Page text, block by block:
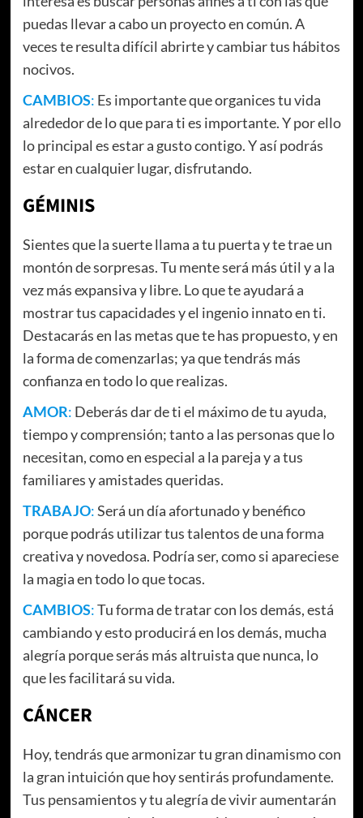
puedas llevar a cabo un proyecto en común. A
veces te resulta difícil abrirte y cambiar tus hábitos
nocivos.
CAMBIOS: Es importante que organices tu vida
alrededor de lo que para ti es importante. Y por ello
lo principal es estar a gusto contigo. Y así podrás
estar en cualquier lugar, disfrutando.
GÉMINIS
Sientes que la suerte llama a tu puerta y te trae un
montón de sorpresas. Tu mente será más útil y a la
vez más expansiva y libre. Lo que te ayudará a
mostrar tus capacidades y el ingenio innato en ti.
Destacarás en las metas que te has propuesto, y en
la forma de comenzarlas; ya que tendrás más
confianza en todo lo que realizas.
AMOR: Deberás dar de ti el máximo de tu ayuda,
tiempo y comprensión; tanto a las personas que lo
necesitan, como en especial a la pareja y a tus
familiares y amistades queridas.
TRABAJO:Será un día afortunado y benéfico
porque podrás utilizar tus talentos de una forma
creativa y novedosa. Podría ser, como si apareciese
la magia en todo lo que tocas.
CAMBIOS:Tu forma de tratar con los demás, está
cambiando y esto producirá en los demás, mucha
alegría porque serás más altruista que nunca, lo
que les facilitará su vida.
CÁNCER
Hoy, tendrás que armonizar tu gran dinamismo con
la gran intuición que hoy sentirás profundamente.
Tus pensamientos y tu alegría de vivir aumentarán